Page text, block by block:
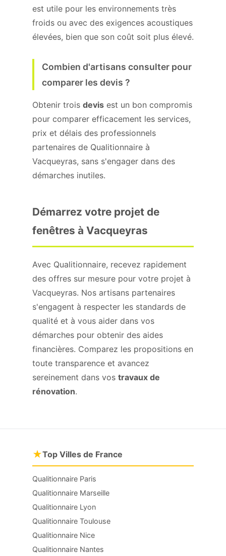
est utile pour les environnements très
froids ou avec des exigences acoustiques
élevées, bien que son coût soit plus élevé.
Combien d'artisans consulter pour
comparer les devis ?
Obtenir trois devis est un bon compromis
pour comparer efficacement les services,
prix et délais des professionnels
partenaires de Qualitionnaire à
Vacqueyras, sans s'engager dans des
démarches inutiles.
Démarrez votre projet de
fenêtres à Vacqueyras
Avec Qualitionnaire, recevez rapidement
des offres sur mesure pour votre projet à
Vacqueyras. Nos artisans partenaires
s'engagent à respecter les standards de
qualité et à vous aider dans vos
démarches pour obtenir des aides
financières. Comparez les propositions en
toute transparence et avancez
sereinement dans vos travaux de
rénovation.
★Top Villes de France
Qualitionnaire Paris
Qualitionnaire Marseille
Qualitionnaire Lyon
Qualitionnaire Toulouse
Qualitionnaire Nice
Qualitionnaire Nantes